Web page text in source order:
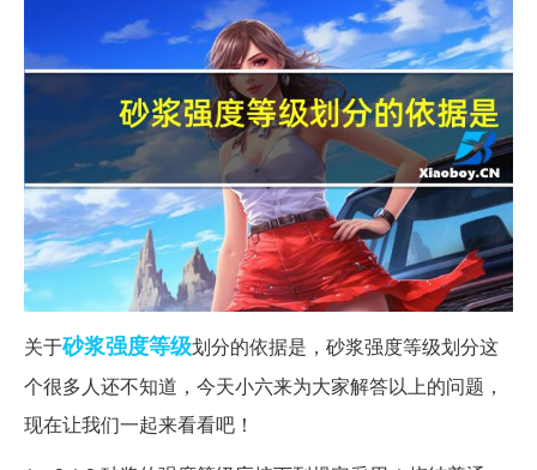
关于砂浆强度等级划分的依据是，砂浆强度等级划分这
个很多人还不知道，今天小六来为大家解答以上的问题，
现在让我们一起来看看吧！